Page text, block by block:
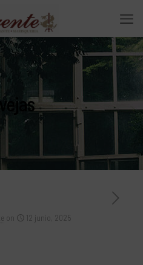
on 12 junio, 2025